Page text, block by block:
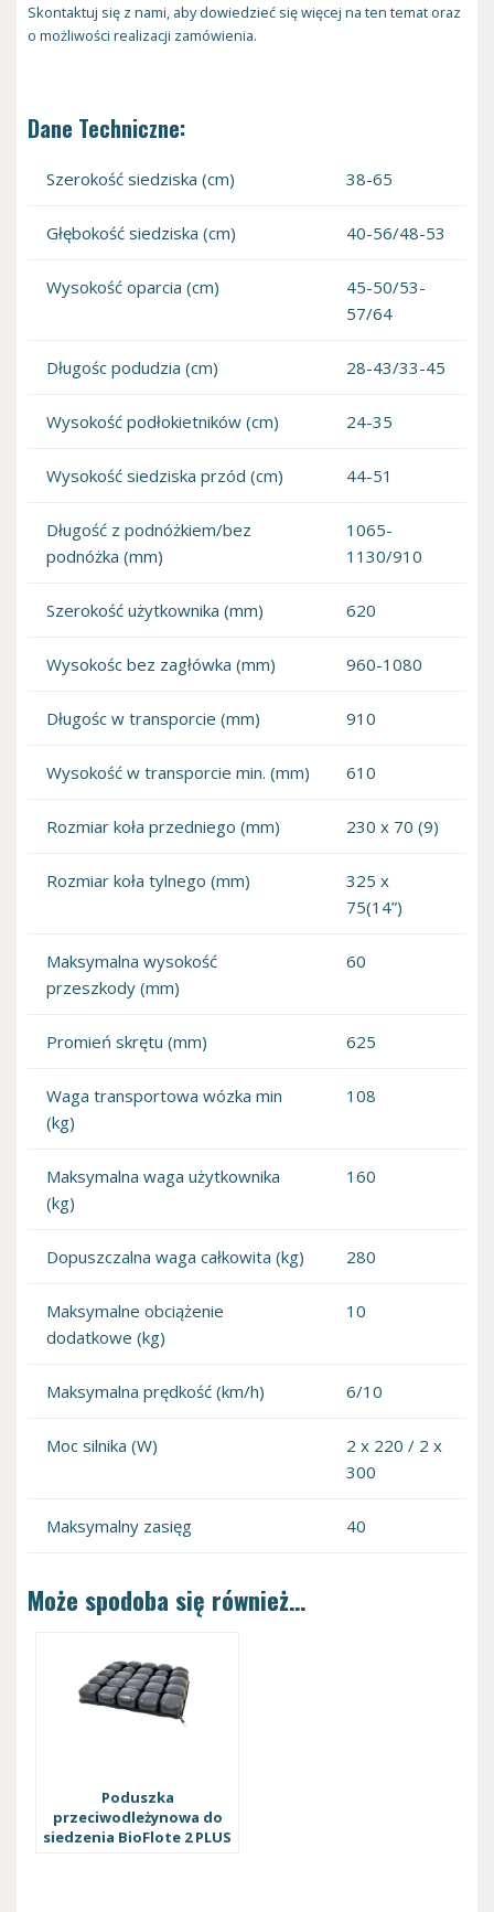
Skontaktuj się z nami, aby dowiedzieć się więcej na ten temat oraz
o możliwości realizacji zamówienia.
Dane Techniczne:
Szerokość siedziska (cm) 38-65
Głębokość siedziska (cm) 40-56/48-53
Wysokość oparcia (cm)
45-50/53-
57/64
Długośc podudzia (cm) 28-43/33-45
Wysokość podłokietników (cm) 24-35
Wysokość siedziska przód (cm) 44-51
Długość z podnóżkiem/bez
podnóżka (mm)
1065-
1130/910
Szerokość użytkownika (mm) 620
Wysokośc bez zagłówka (mm) 960-1080
Długośc w transporcie (mm) 910
Wysokość w transporcie min. (mm) 610
Rozmiar koła przedniego (mm) 230 x 70 (9)
Rozmiar koła tylnego (mm)
325 x
75(14”)
Maksymalna wysokość
przeszkody (mm)
60
Promień skrętu (mm) 625
Waga transportowa wózka min
(kg)
108
Maksymalna waga użytkownika
(kg)
160
Dopuszczalna waga całkowita (kg) 280
Maksymalne obciążenie
dodatkowe (kg)
10
Maksymalna prędkość (km/h) 6/10
Moc silnika (W)
2 x 220 / 2 x
300
Maksymalny zasięg 40
Może spodoba się również…
Poduszka
przeciwodleżynowa do
siedzenia BioFlote 2 PLUS